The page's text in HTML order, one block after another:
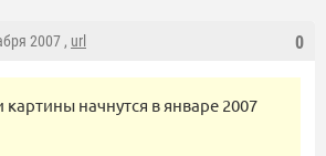
0
2007 , url
картины начнутся в январе 2007